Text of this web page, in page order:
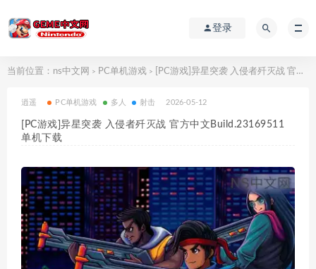
登录
当前位置： ns中文网 > PC单机游戏 > [PC游戏]异星突袭 入侵者歼灭战 官方中文Build.23169511 单机下载
逍遥 PC单机游戏 多人 射击 2026-05-12
[PC游戏]异星突袭 入侵者歼灭战 官方中文Build.23169511
单机下载